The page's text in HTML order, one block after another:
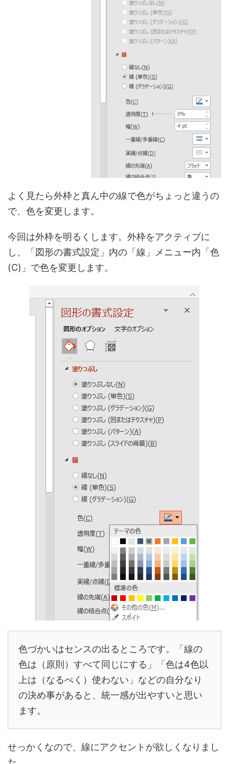
よく見たら外枠と真ん中の線で色がちょっと違うの
で、色を変更します。
今回は外枠を明るくします。外枠をアクティブに
し、「図形の書式設定」内の「線」メニュー内「色
(C)」で色を変更します。
色づかいはセンスの出るところです。「線の
色は（原則）すべて同じにする」「色は4色以
上は（なるべく）使わない」などの自分なり
の決め事があると、統一感が出やすいと思い
ます。
せっかくなので、線にアクセントが欲しくなりまし